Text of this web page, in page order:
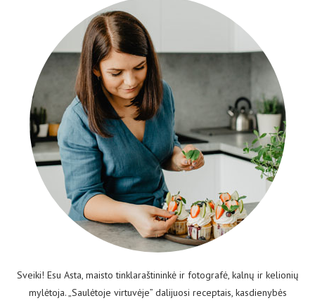
Sveiki! Esu Asta, maisto tinklaraštininkė ir fotografė, kalnų ir kelionių
mylėtoja. „Saulėtoje virtuvėje” dalijuosi receptais, kasdienybės